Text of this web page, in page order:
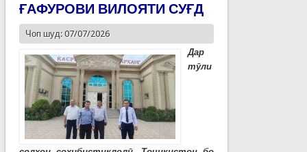
ҒАФУРОВИ ВИЛОЯТИ СУҒД
Чоп шуд: 07/07/2026
Дар
тӯли